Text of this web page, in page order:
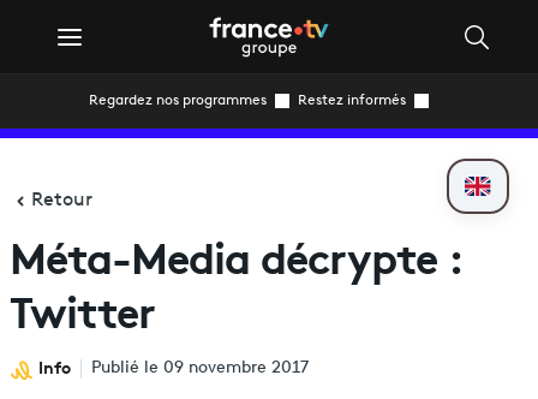
Regardez nos programmes Restez informés
Retour
Méta-Media décrypte :
Twitter
Info Publié le 09 novembre 2017